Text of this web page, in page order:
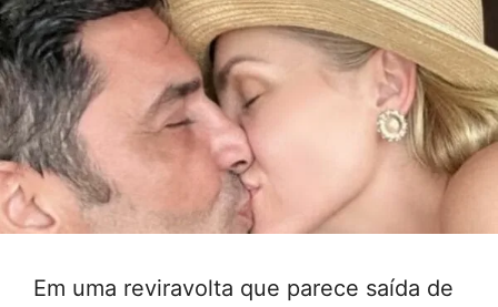
Em uma reviravolta que parece saída de